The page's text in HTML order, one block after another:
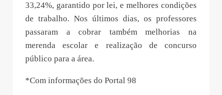
33,24%, garantido por lei, e melhores condições
de trabalho. Nos últimos dias, os professores
passaram a cobrar também melhorias na
merenda escolar e realização de concurso
público para a área.
*Com informações do Portal 98